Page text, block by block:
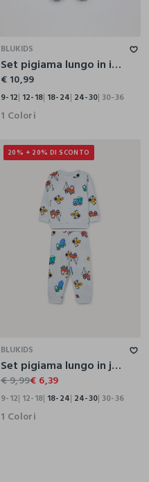
BLUKIDS
Set pigiama lungo in interlock di puro cotone neonato
€ 10,99
9-12 12-18 18-24 24-30 30-36
1 Colori
20% + 20% DI SCONTO
BLUKIDS
Set pigiama lungo in jersey di puro cotone
€ 9,99€ 6,39
9-12 12-18 18-24 24-30 30-36
1 Colori